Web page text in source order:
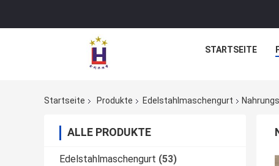
STARTSEITE
Startseite Produkte Edelstahlmaschengurt
ALLE PRODUKTE
Edelstahlmaschengurt (53)